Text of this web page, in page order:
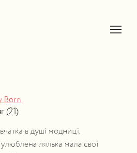
Born
(21)
в душі модниці.
лялька мала свої